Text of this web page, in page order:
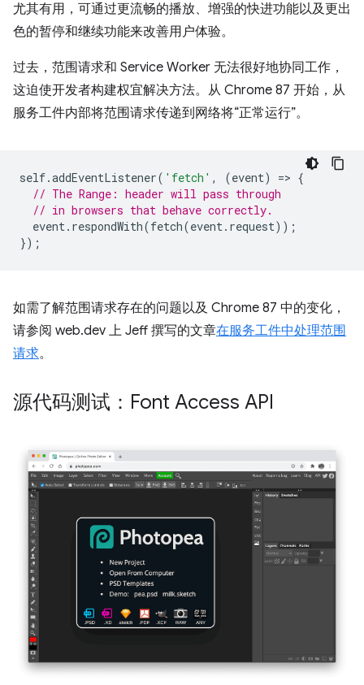
尤其有用，可通过更流畅的播放、增强的快进功能以及更出
色的暂停和继续功能来改善用户体验。
过去，范围请求和 Service Worker 无法很好地协同工作，
这迫使开发者构建权宜解决方法。从 Chrome 87 开始，从
服务工件内部将范围请求传递到网络将“正常运行”。
self.addEventListener( 'fetch' , (event) => {
// The Range: header will pass through
// in browsers that behave correctly.
event. respondWith(fetch(event. request));
});
如需了解范围请求存在的问题以及 Chrome 87 中的变化，
请参阅 web.dev 上 Jeff 撰写的文章在服务工件中处理范围
请求。
源代码测试：Font Access API